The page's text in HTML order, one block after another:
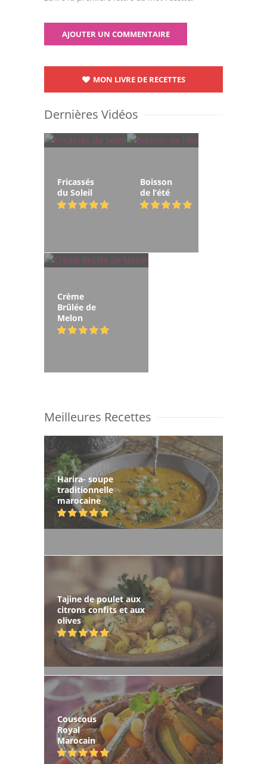
MON LIVRE DE RECETTES
Dernières Vidéos
Fricassés
du Soleil
Boisson
de l’été
Crème
Brûlée de
Melon
Meilleures Recettes
Harira- soupe
traditionnelle
marocaine
Tajine de poulet aux
citrons confits et aux
olives
Couscous
Royal
Marocain